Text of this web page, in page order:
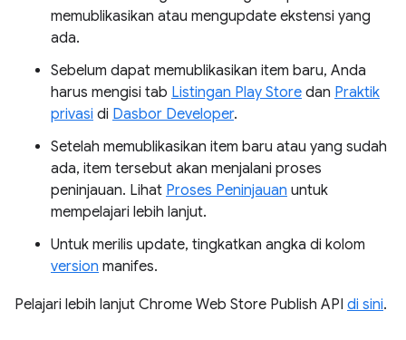
memublikasikan atau mengupdate ekstensi yang
ada.
Sebelum dapat memublikasikan item baru, Anda
harus mengisi tab Listingan Play Store dan Praktik
privasi di Dasbor Developer.
Setelah memublikasikan item baru atau yang sudah
ada, item tersebut akan menjalani proses
peninjauan. Lihat Proses Peninjauan untuk
mempelajari lebih lanjut.
Untuk merilis update, tingkatkan angka di kolom
version manifes.
Pelajari lebih lanjut Chrome Web Store Publish API di sini.